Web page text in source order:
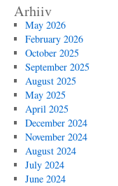
Arhiiv
May 2026
February 2026
October 2025
September 2025
August 2025
May 2025
April 2025
December 2024
November 2024
August 2024
July 2024
June 2024